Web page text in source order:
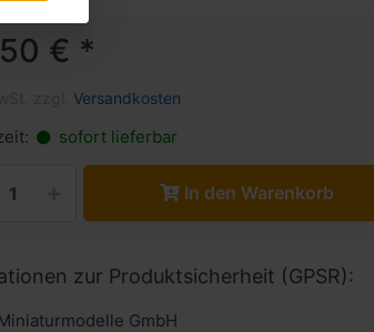
€ *
Versandkosten
sofort lieferbar
In den Warenkorb
zur Produktsicherheit (GPSR):
GmbH